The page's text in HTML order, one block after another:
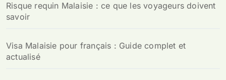
Risque requin Malaisie : ce que les voyageurs doivent
savoir
Visa Malaisie pour français : Guide complet et
actualisé